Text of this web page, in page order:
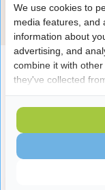
Reviews
Laatst
We use cookies to
media features, and
information about
advertising, and
combine it with
they've collected